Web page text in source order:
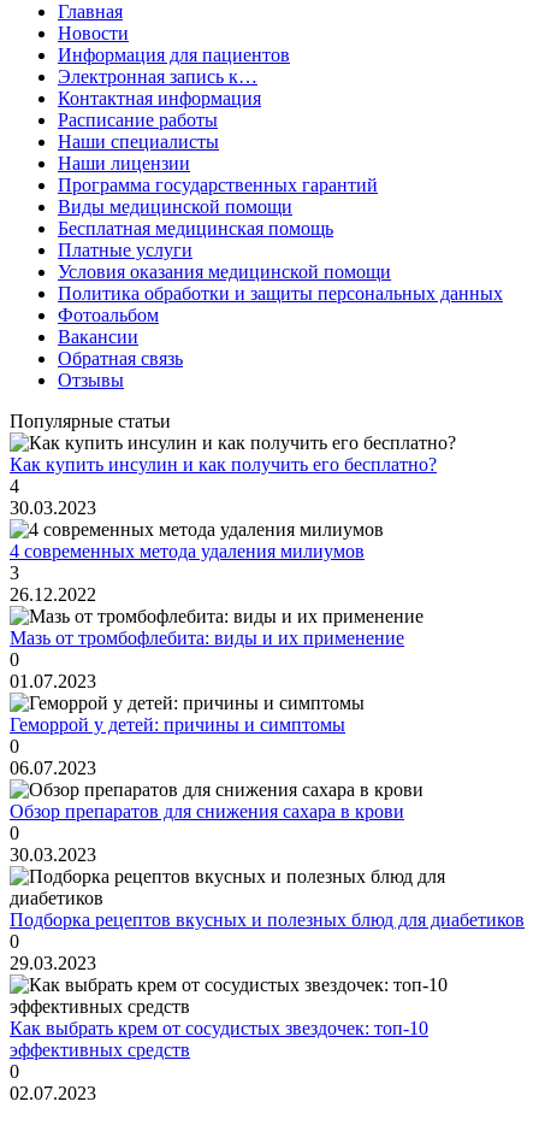
Главная
Новости
Информация для пациентов
Электронная запись к…
Контактная информация
Расписание работы
Наши специалисты
Наши лицензии
Программа государственных гарантий
Виды медицинской помощи
Бесплатная медицинская помощь
Платные услуги
Условия оказания медицинской помощи
Политика обработки и защиты персональных данных
Фотоальбом
Вакансии
Обратная связь
Отзывы
Популярные статьи
Как купить инсулин и как получить его бесплатно?
4
30.03.2023
4 современных метода удаления милиумов
3
26.12.2022
Мазь от тромбофлебита: виды и их применение
0
01.07.2023
Геморрой у детей: причины и симптомы
0
06.07.2023
Обзор препаратов для снижения сахара в крови
0
30.03.2023
Подборка рецептов вкусных и полезных блюд для диабетиков
0
29.03.2023
Как выбрать крем от сосудистых звездочек: топ-10
эффективных средств
0
02.07.2023